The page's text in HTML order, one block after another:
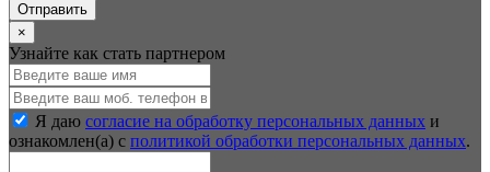
Отправить
×
Узнайте как стать партнером
Я даю согласие на обработку персональных данных и
ознакомлен(а) с политикой обработки персональных данных.